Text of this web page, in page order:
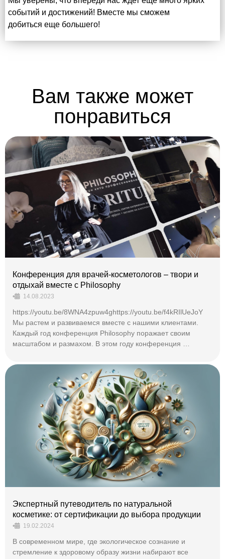
событий и достижений! Вместе мы сможем
добиться еще большего!
Вам также может
понравиться
Конференция для врачей-косметологов – твори и
отдыхай вместе с Philosophy
• 14.08.2023
https://youtu.be/8WNA4zpuw4ghttps://youtu.be/f4kRIlUeJoY
Мы растем и развиваемся вместе с нашими клиентами.
Каждый год конференция Philosophy поражает своим
масштабом и размахом. В этом году конференция …
Экспертный путеводитель по натуральной
косметике: от сертификации до выбора продукции
• 19.02.2024
В современном мире, где экологическое сознание и
стремление к здоровому образу жизни набирают все